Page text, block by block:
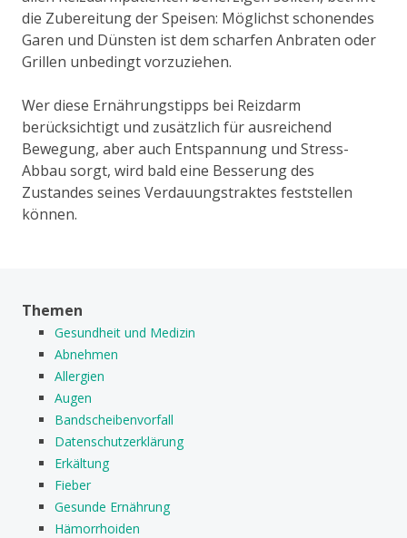
die Zubereitung der Speisen: Möglichst schonendes
Garen und Dünsten ist dem scharfen Anbraten oder
Grillen unbedingt vorzuziehen.
Wer diese Ernährungstipps bei Reizdarm
berücksichtigt und zusätzlich für ausreichend
Bewegung, aber auch Entspannung und Stress-
Abbau sorgt, wird bald eine Besserung des
Zustandes seines Verdauungstraktes feststellen
können.
Themen
Gesundheit und Medizin
Abnehmen
Allergien
Augen
Bandscheibenvorfall
Datenschutzerklärung
Erkältung
Fieber
Gesunde Ernährung
Hämorrhoiden